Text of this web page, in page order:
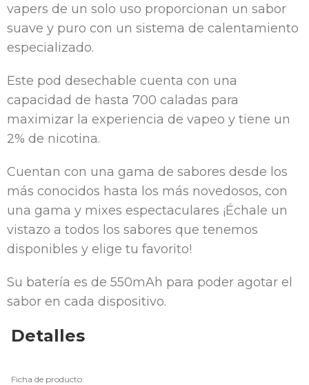
vapers de un solo uso proporcionan un sabor
suave y puro con un sistema de calentamiento
especializado.
Este pod desechable cuenta con una
capacidad de hasta 700 caladas para
maximizar la experiencia de vapeo y tiene un
2% de nicotina.
Cuentan con una gama de sabores desde los
más conocidos hasta los más novedosos, con
una gama y mixes espectaculares ¡Échale un
vistazo a todos los sabores que tenemos
disponibles y elige tu favorito!
Su batería es de 550mAh para poder agotar el
sabor en cada dispositivo.
Detalles
Ficha de producto: